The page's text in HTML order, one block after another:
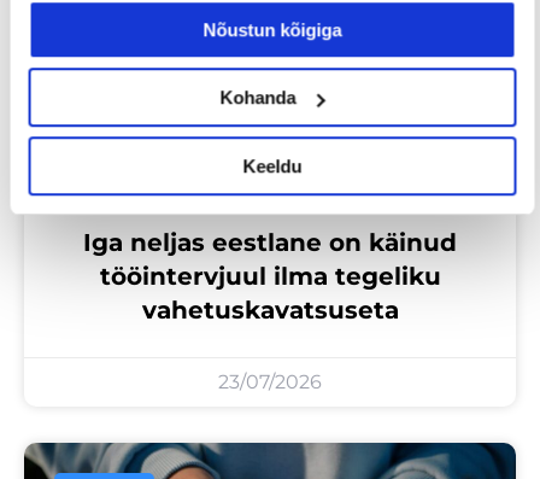
Nõustun kõigiga
Kohanda
Keeldu
Iga neljas eestlane on käinud
tööintervjuul ilma tegeliku
vahetuskavatsuseta
23/07/2026